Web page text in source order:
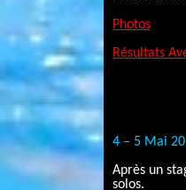
Photos
Résultats
4 – 5 Mai
Après un
solos.